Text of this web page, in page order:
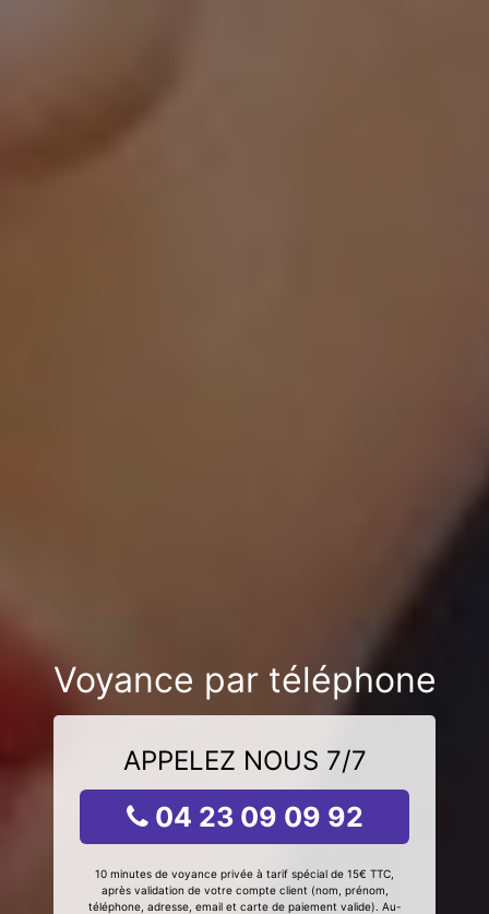
Voyance par téléphone
APPELEZ NOUS 7/7
04 23 09 09 92
10 minutes de voyance privée à tarif spécial de 15€ TTC,
après validation de votre compte client (nom, prénom,
téléphone, adresse, email et carte de paiement valide). Au-